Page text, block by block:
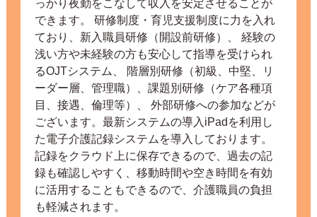
っかり夜勤をこなして収入を安定させることが
できます。 研修制度・育児支援制度に力を入れ
ており、新入職員研修（開設前研修）、 経験の
浅い方や未経験の方も安心して指導を受けられ
るOJTシステム、 階層別研修（初級、中堅、リ
ーダー層、管理職）、課題別研修（ケア各種項
目、接遇、倫理等）、 外部研修への参加などが
ございます。最新システムの導入iPadを利用し
た電子介護記録システムを導入しております。
記録をクラウド上に保存できるので、過去の記
録も確認しやすく、移動時間や空き時間を有効
に活用することもできるので、介護職員の負担
も軽減されます。